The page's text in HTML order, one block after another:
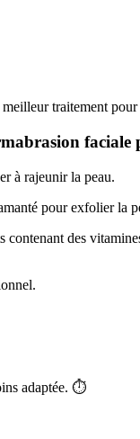
traitement
à rajeunir la peau.
pour exfolier la
des
adaptée. ⏱️